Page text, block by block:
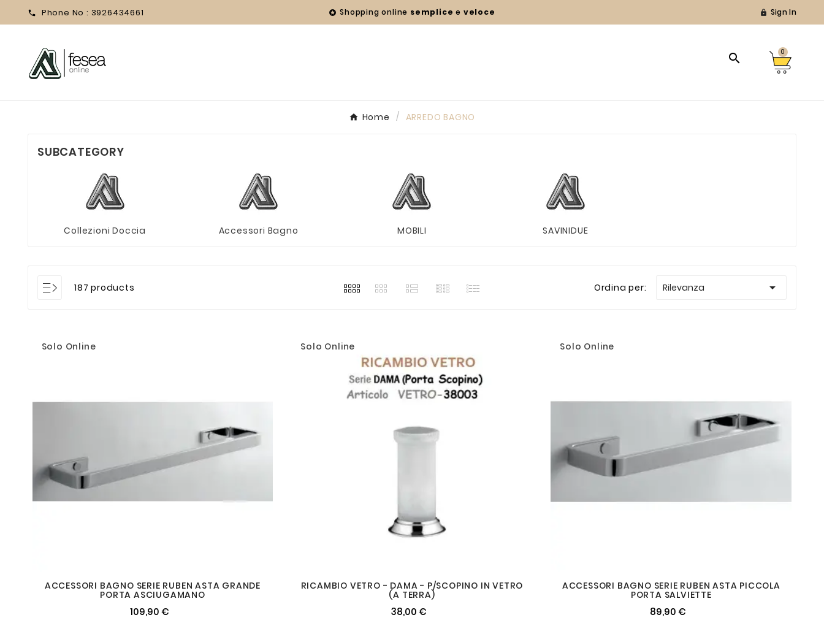
 Phone No : 3926434661  Shopping online semplice e veloce  Sign In
 0
Home ARREDO BAGNO
SUBCATEGORY
Collezioni Doccia Accessori Bagno MOBILI SAVINIDUE
187 products Ordina per: Rilevanza 
Solo Online
ACCESSORI BAGNO SERIE RUBEN ASTA GRANDE
PORTA ASCIUGAMANO
109,90 €
Solo Online
RICAMBIO VETRO - DAMA - P/SCOPINO IN VETRO
(A TERRA)
38,00 €
Solo Online
ACCESSORI BAGNO SERIE RUBEN ASTA PICCOLA
PORTA SALVIETTE
89,90 €